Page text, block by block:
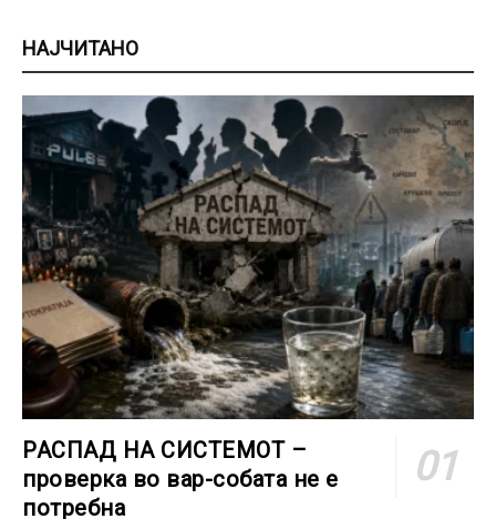
НАЈЧИТАНО
РАСПАД НА СИСТЕМОТ –
проверка во вар-собата не е
потребна